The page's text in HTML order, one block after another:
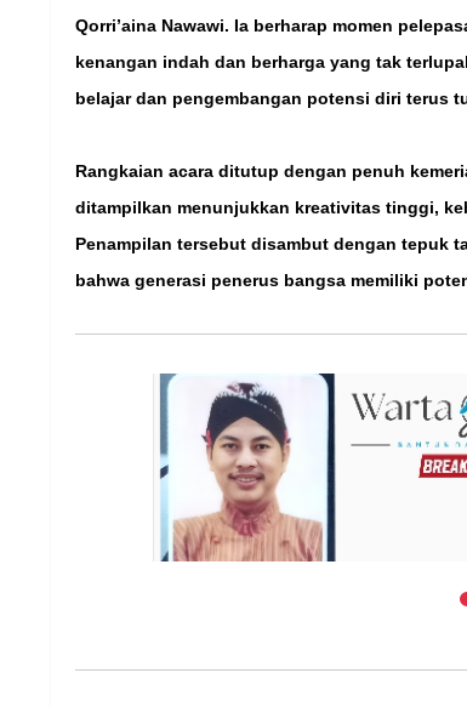
Qorri’aina Nawawi. Ia berharap momen
kenangan indah dan berharga yang tak
belajar dan pengembangan potensi diri terus
Rangkaian acara ditutup dengan penuh
ditampilkan menunjukkan kreativitas tinggi,
Penampilan tersebut disambut dengan tepuk
bahwa generasi penerus bangsa memiliki